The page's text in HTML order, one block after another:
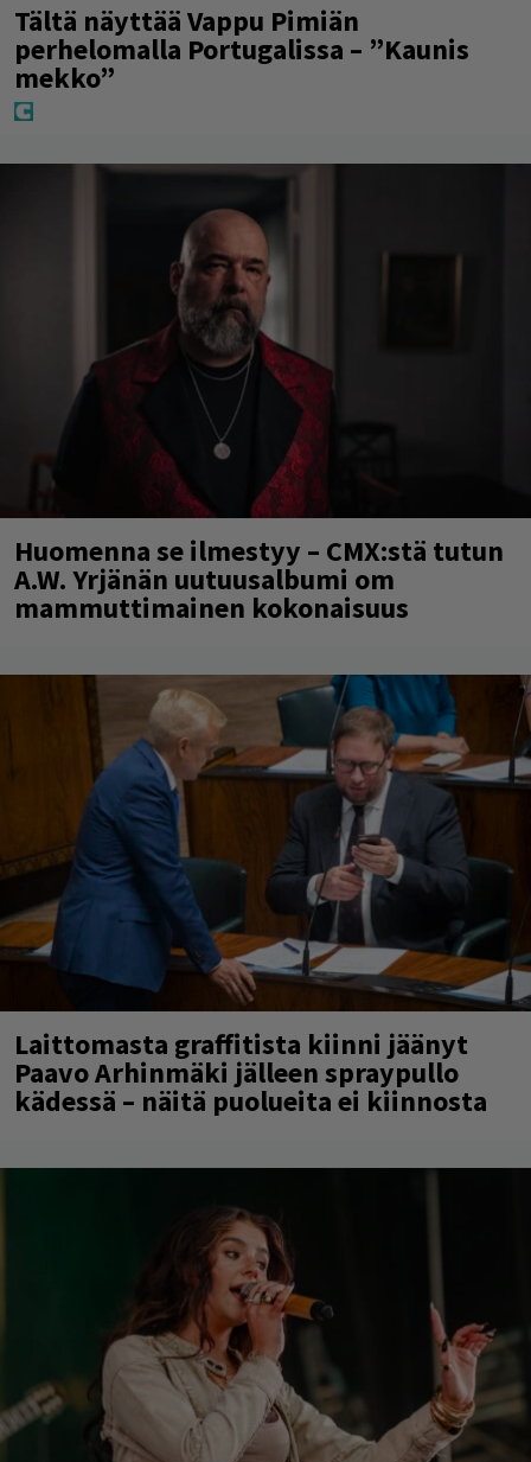
Tältä näyttää Vappu Pimiän
perhelomalla Portugalissa – ”Kaunis
mekko”
Huomenna se ilmestyy – CMX:stä tutun
A.W. Yrjänän uutuusalbumi om
mammuttimainen kokonaisuus
Laittomasta graffitista kiinni jäänyt
Paavo Arhinmäki jälleen spraypullo
kädessä – näitä puolueita ei kiinnosta